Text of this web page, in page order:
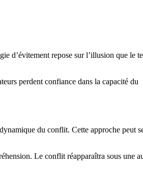
d’évitement repose sur l’illusion que le
perdent confiance dans la capacité du
du conflit. Cette approche peut
Le conflit réapparaîtra sous une